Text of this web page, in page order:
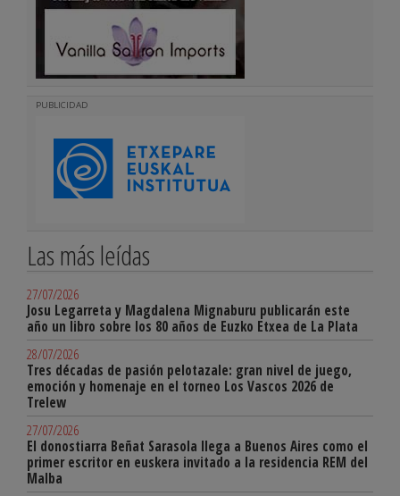
PUBLICIDAD
Las más leídas
27/07/2026
Josu Legarreta y Magdalena Mignaburu publicarán este
año un libro sobre los 80 años de Euzko Etxea de La Plata
28/07/2026
Tres décadas de pasión pelotazale: gran nivel de juego,
emoción y homenaje en el torneo Los Vascos 2026 de
Trelew
27/07/2026
El donostiarra Beñat Sarasola llega a Buenos Aires como el
primer escritor en euskera invitado a la residencia REM del
Malba